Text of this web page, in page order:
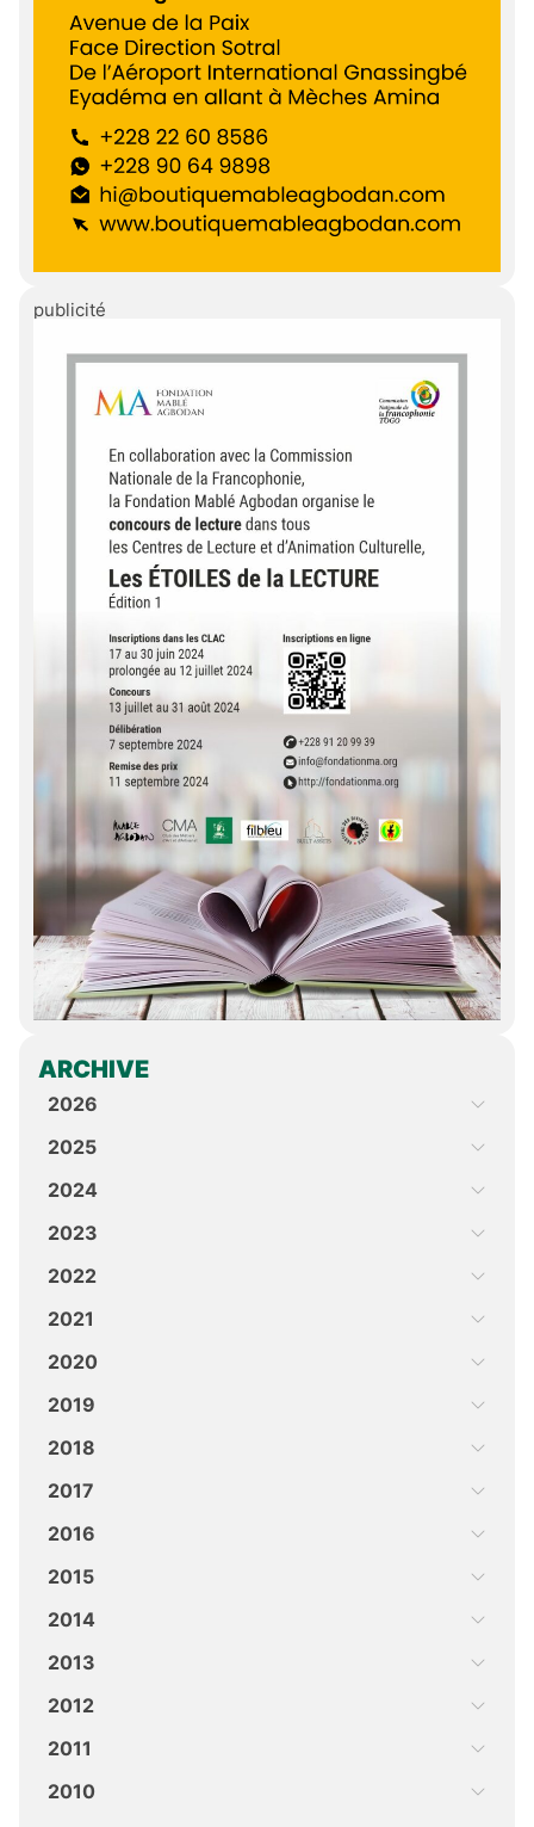
publicité
ARCHIVE
2026
2025
2024
2023
2022
2021
2020
2019
2018
2017
2016
2015
2014
2013
2012
2011
2010